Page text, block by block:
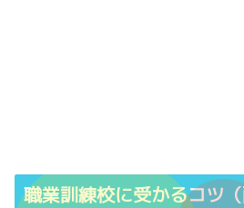
職業訓練校に受かるコツ（